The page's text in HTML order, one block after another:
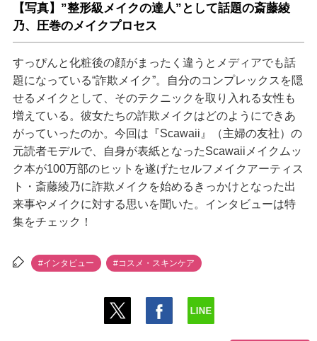
【写真】”整形級メイクの達人”として話題の斎藤綾
乃、圧巻のメイクプロセス
すっぴんと化粧後の顔がまったく違うとメディアでも話
題になっている“詐欺メイク”。自分のコンプレックスを隠
せるメイクとして、そのテクニックを取り入れる女性も
増えている。彼女たちの詐欺メイクはどのようにできあ
がっていったのか。今回は『Scawaii』（主婦の友社）の
元読者モデルで、自身が表紙となったScawaiiメイクムッ
ク本が100万部のヒットを遂げたセルフメイクアーティス
ト・斎藤綾乃に詐欺メイクを始めるきっかけとなった出
来事やメイクに対する思いを聞いた。インタビューは特
集をチェック！
#インタビュー #コスメ・スキンケア